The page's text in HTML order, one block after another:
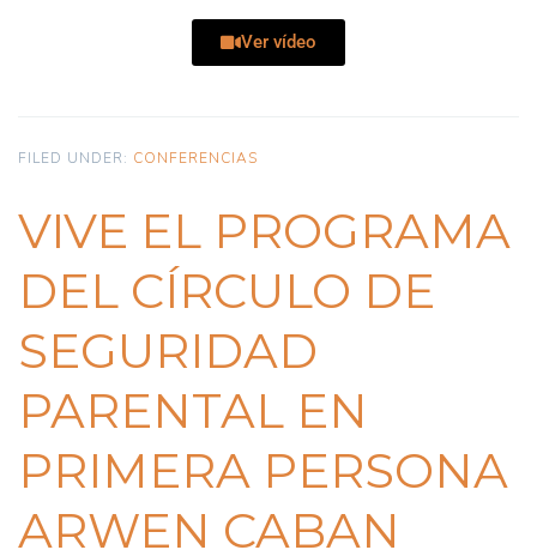
Ver vídeo
FILED UNDER: CONFERENCIAS
VIVE EL PROGRAMA
DEL CÍRCULO DE
SEGURIDAD
PARENTAL EN
PRIMERA PERSONA
ARWEN CABAN